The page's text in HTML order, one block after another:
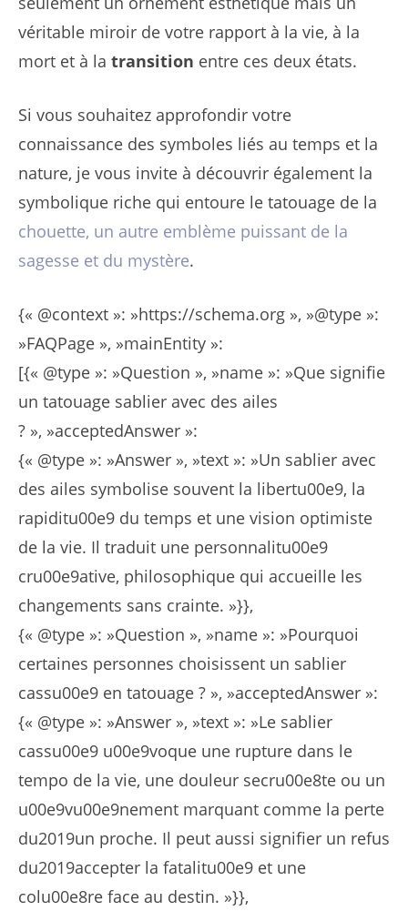
véritable miroir de votre rapport à la vie, à la
mort et à la transition entre ces deux états.
Si vous souhaitez approfondir votre
connaissance des symboles liés au temps et la
nature, je vous invite à découvrir également la
symbolique riche qui entoure le tatouage de la
chouette, un autre emblème puissant de la
sagesse et du mystère.
{« @context »: »https://schema.org », »@type »:
»FAQPage », »mainEntity »:
[{« @type »: »Question », »name »: »Que signifie
un tatouage sablier avec des ailes
? », »acceptedAnswer »:
{« @type »: »Answer », »text »: »Un sablier avec
des ailes symbolise souvent la libertu00e9, la
rapiditu00e9 du temps et une vision optimiste
de la vie. Il traduit une personnalitu00e9
cru00e9ative, philosophique qui accueille les
changements sans crainte. »}},
{« @type »: »Question », »name »: »Pourquoi
certaines personnes choisissent un sablier
cassu00e9 en tatouage ? », »acceptedAnswer »:
{« @type »: »Answer », »text »: »Le sablier
cassu00e9 u00e9voque une rupture dans le
tempo de la vie, une douleur secru00e8te ou un
u00e9vu00e9nement marquant comme la perte
du2019un proche. Il peut aussi signifier un refus
du2019accepter la fatalitu00e9 et une
colu00e8re face au destin. »}},